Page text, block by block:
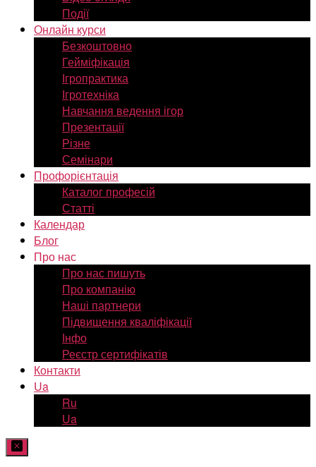
Події
Онлайн курси
Безкоштовно
Гейміфікація
Ігропрактика
Ігротехніка
Навчання ведення ігор
Презентації
Різне
Семінари
Профорієнтація
Каталог професій
Статті
Календар
Блог
Про нас
Про нас пишуть
Про компанію
Наші партнери
Підвищення кваліфікації
Інфо
Реєстр сертифікатів
Контакти
Ua
Ru
Ua